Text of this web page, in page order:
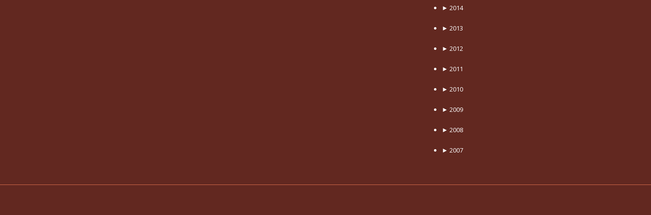
► 2014
► 2013
► 2012
► 2011
► 2010
► 2009
► 2008
► 2007